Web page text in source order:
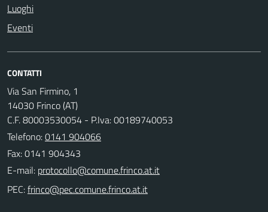
Luoghi
Eventi
CONTATTI
Via San Firmino, 1
14030 Frinco (AT)
C.F. 80003530054 - P.Iva: 00189740053
Telefono:0141 904066
Fax: 0141 904343
E-mail:
PEC: